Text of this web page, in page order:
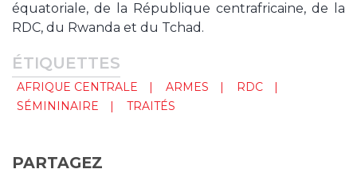
équatoriale, de la République centrafricaine, de la
RDC, du Rwanda et du Tchad.
ÉTIQUETTES
AFRIQUE CENTRALE ARMES
RDC
SÉMININAIRE
TRAITÉS
PARTAGEZ